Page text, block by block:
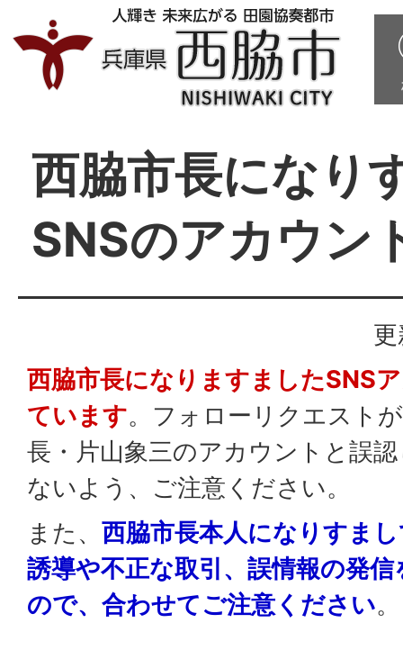
西脇市長になり
SNSのアカウン
西脇市長になりますましたSNS
ています。フォローリクエスト
長・片山象三のアカウントと誤
ないよう、ご注意ください。
また、 西脇市長本人になりすま
誘導や不正な取引、誤情報の発
ので、合わせてご注意ください。